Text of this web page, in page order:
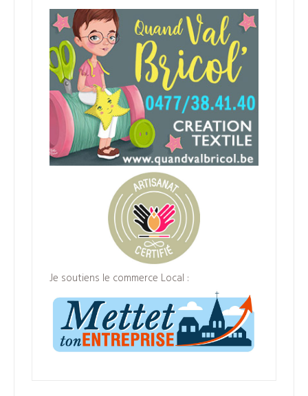
Je soutiens le commerce Local :